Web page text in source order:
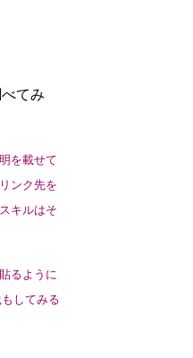
てみ
を載せて
ンク先を
キルはそ
るように
してみる